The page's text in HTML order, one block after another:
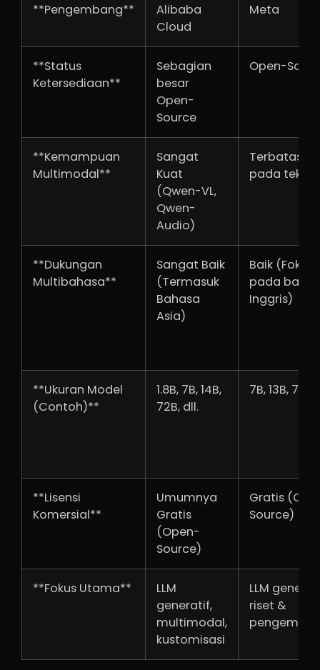
**Pengembang**
Alibaba
Cloud
Meta
**Status
Ketersediaan**
Sebagian
besar
Open-
Source
Open-
**Kemampuan
Multimodal**
Sangat
Kuat
(Qwen-VL,
Qwen-
Audio)
Terbatas
pada teks)
**Dukungan
Multibahasa**
Sangat Baik
(Termasuk
Bahasa
Asia)
Baik (Fokus
pada
Inggris)
**Ukuran Model
(Contoh)**
1.8B, 7B, 14B,
72B, dll.
7B, 13B, 70B
**Lisensi
Komersial**
Umumnya
Gratis
(Open-
Source)
Gratis
Source)
**Fokus Utama**
LLM
generatif,
multimodal,
kustomisasi
LLM
riset &